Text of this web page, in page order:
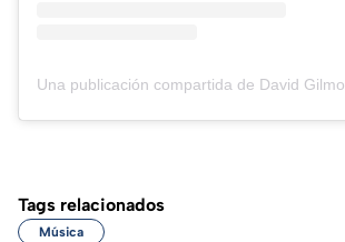
Tags relacionados
Música